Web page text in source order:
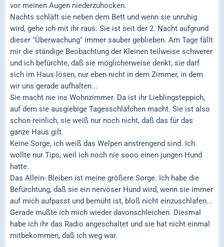
vor meinen Augen niederzuhocken.
Nachts schläft sie neben dem Bett und wenn sie unruhig
wird, gehe ich mit ihr raus. Sie ist seit der 2. Nacht aufgrund
dieser "Überwachung" immer sauber geblieben. Am Tage fällt
mir die ständige Beobachtung der Kleinen teilweise schwerer
und ich befürchte, daß sie möglicherweise denkt, sie darf
sich im Haus lösen, nur eben nicht in dem Zimmer, in dem
wir uns gerade aufhalten...
Sie macht nie ins Wohnzimmer. Da ist ihr Lieblingsteppich,
auf dem sie ausgiebige Tagesschläfchen macht. Sie ist also
schon reinlich, sie weiß nur noch nicht, daß das für das
ganze Haus gilt.
Keine Sorge, ich weiß das Welpen anstrengend sind. Ich
wollte nur Tips, weil ich noch nie sooo einen jungen Hund
hatte.
Das Allein- Bleiben ist meine größere Sorge. Ich habe die
Befürchtung, daß sie ein nervöser Hund wird, wenn sie immer
auf mich aufpasst und bemüht ist, bloß nicht einzuschlafen...
Gerade mußte ich mich wieder davonschleichen. Diesmal
habe ich ihr das Radio angeschaltet und sie hat nicht einmal
mitbekommen, daß ich weg war.